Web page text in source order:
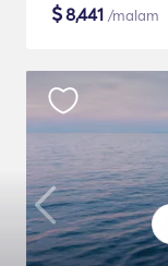
$8,441 /malam